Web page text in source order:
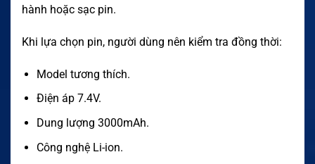
hành hoặc sạc pin.
Khi lựa chọn pin, người dùng nên kiểm tra đồng thời:
Model tương thích.
Điện áp 7.4V.
Dung lượng 3000mAh.
Công nghệ Li-ion.